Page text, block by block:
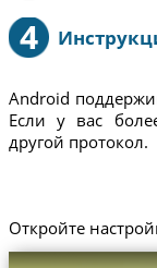
4
Android
Если у вас
другой протокол.
Откройте